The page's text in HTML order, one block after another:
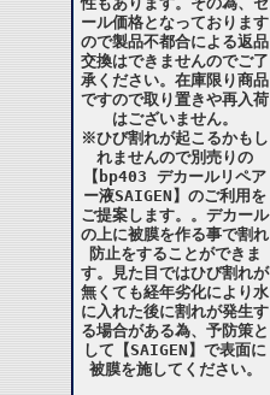
ール価格となっております
ので製品不都合による返品
交換はできませんのでご了
承ください。在庫限り商品
ですので取り置きや再入荷
はございません。
※ひび割れが起こるかもし
れませんので別売りの
【bp403 デカールリペア
ー液SAIGEN】のご利用を
ご提案します。。デカール
の上に被膜を作る事で割れ
防止をすることができま
す。見た目ではひび割れが
無くても経年劣化により水
に入れた後に割れが発生す
る場合がある為、予防策と
して【SAIGEN】で表面に
被膜を施してください。